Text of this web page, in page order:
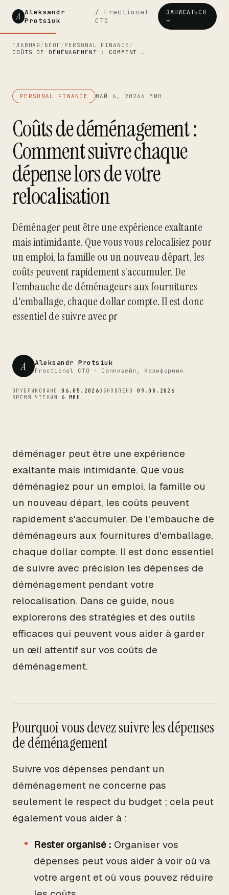
A Aleksandr
Protsiuk
/ Fractional
CTO
ЗАПИСАТЬСЯ
→
ГЛАВНАЯ / БЛОГ /PERSONAL FINANCE /
COÛTS DE DÉMÉNAGEMENT : COMMENT …
PERSONAL FINANCE МАЙ 6, 2026 6 МИН
Coûts de déménagement :
Comment suivre chaque
dépense lors de votre
relocalisation
Déménager peut être une expérience exaltante
mais intimidante. Que vous vous relocalisiez pour
un emploi, la famille ou un nouveau départ, les
coûts peuvent rapidement s'accumuler. De
l'embauche de déménageurs aux fournitures
d'emballage, chaque dollar compte. Il est donc
essentiel de suivre avec pr
A Aleksandr Protsiuk
Fractional CTO - Саннивейл, Калифорния
ОПУБЛИКОВАНО06.05.2026ОБНОВЛЕНО09.08.2026
ВРЕМЯ ЧТЕНИЯ 6 МИН
déménager peut être une expérience
exaltante mais intimidante. Que vous
déménagiez pour un emploi, la famille ou
un nouveau départ, les coûts peuvent
rapidement s'accumuler. De l'embauche de
déménageurs aux fournitures d'emballage,
chaque dollar compte. Il est donc essentiel
de suivre avec précision les dépenses de
déménagement pendant votre
relocalisation. Dans ce guide, nous
explorerons des stratégies et des outils
efficaces qui peuvent vous aider à garder
un œil attentif sur vos coûts de
déménagement.
Pourquoi vous devez suivre les dépenses
de déménagement
Suivre vos dépenses pendant un
déménagement ne concerne pas
seulement le respect du budget ; cela peut
également vous aider à :
Rester organisé : Organiser vos
dépenses peut vous aider à voir où va
votre argent et où vous pouvez réduire